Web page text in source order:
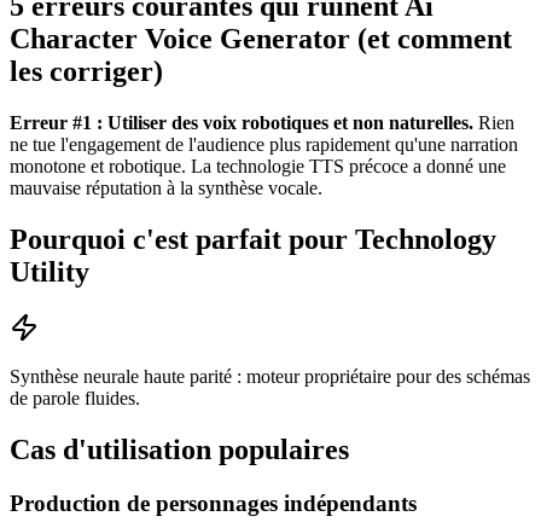
5 erreurs courantes qui ruinent Ai
Character Voice Generator (et comment
les corriger)
Erreur #1 : Utiliser des voix robotiques et non naturelles. Rien
ne tue l'engagement de l'audience plus rapidement qu'une narration
monotone et robotique. La technologie TTS précoce a donné une
mauvaise réputation à la synthèse vocale.
Pourquoi c'est parfait pour Technology
Utility
Synthèse neurale haute parité : moteur propriétaire pour des schémas
de parole fluides.
Cas d'utilisation populaires
Production de personnages indépendants